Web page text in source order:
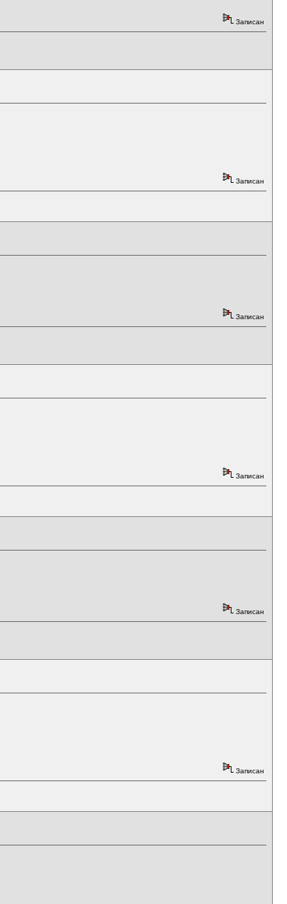
Записан
Записан
Записан
Записан
Записан
Записан